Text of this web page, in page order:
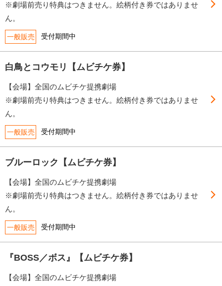
※劇場前売り特典はつきません。絵柄付き券ではありませ
ん。
一般販売 受付期間中
白鳥とコウモリ【ムビチケ券】
【会場】全国のムビチケ提携劇場
※劇場前売り特典はつきません。絵柄付き券ではありませ
ん。
一般販売 受付期間中
ブルーロック【ムビチケ券】
【会場】全国のムビチケ提携劇場
※劇場前売り特典はつきません。絵柄付き券ではありませ
ん。
一般販売 受付期間中
『BOSS／ボス』【ムビチケ券】
【会場】全国のムビチケ提携劇場